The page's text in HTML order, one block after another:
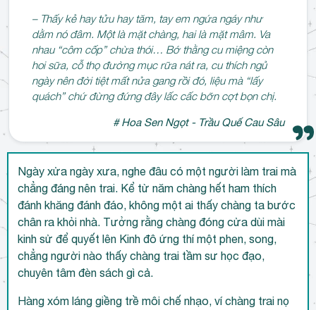
– Thấy kẻ hay tửu hay tăm, tay em ngứa ngáy như
dằm nó đâm. Một là mặt chàng, hai là mặt mâm. Va
nhau “côm cốp” chừa thói… Bớ thằng cu miệng còn
hoi sữa, cỗ thọ đường mục rữa nát ra, cu thích ngủ
ngày nên đời tiệt mất nửa gang rồi đó, liệu mà “lấy
quách” chứ đừng đứng đây lấc cấc bỡn cợt bọn chị.
# Hoa Sen Ngọt - Trầu Quế Cau Sâu
Ngày xửa ngày xưa, nghe đâu có một người làm trai mà
chẳng đáng nên trai. Kể từ năm chàng hết ham thích
đánh khăng đánh đáo, không một ai thấy chàng ta bước
chân ra khỏi nhà. Tưởng rằng chàng đóng cửa dùi mài
kinh sử để quyết lên Kinh đô ứng thí một phen, song,
chẳng người nào thấy chàng trai tầm sư học đạo,
chuyên tâm đèn sách gì cả.
Hàng xóm láng giềng trề môi chế nhạo, ví chàng trai nọ